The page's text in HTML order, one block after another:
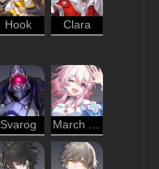
Hook Clara
Svarog